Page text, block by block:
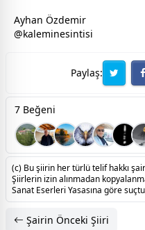
Ayhan Özdemir
@kaleminesintisi
Paylaş:
7 Beğeni
(c) Bu şiirin her türlü telif hakkı
Şiirlerin izin alınmadan
Sanat Eserleri Yasasına göre
Şairin Önceki Şiiri